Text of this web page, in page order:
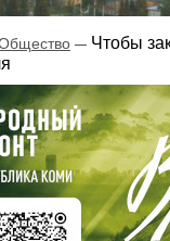
Чтобы